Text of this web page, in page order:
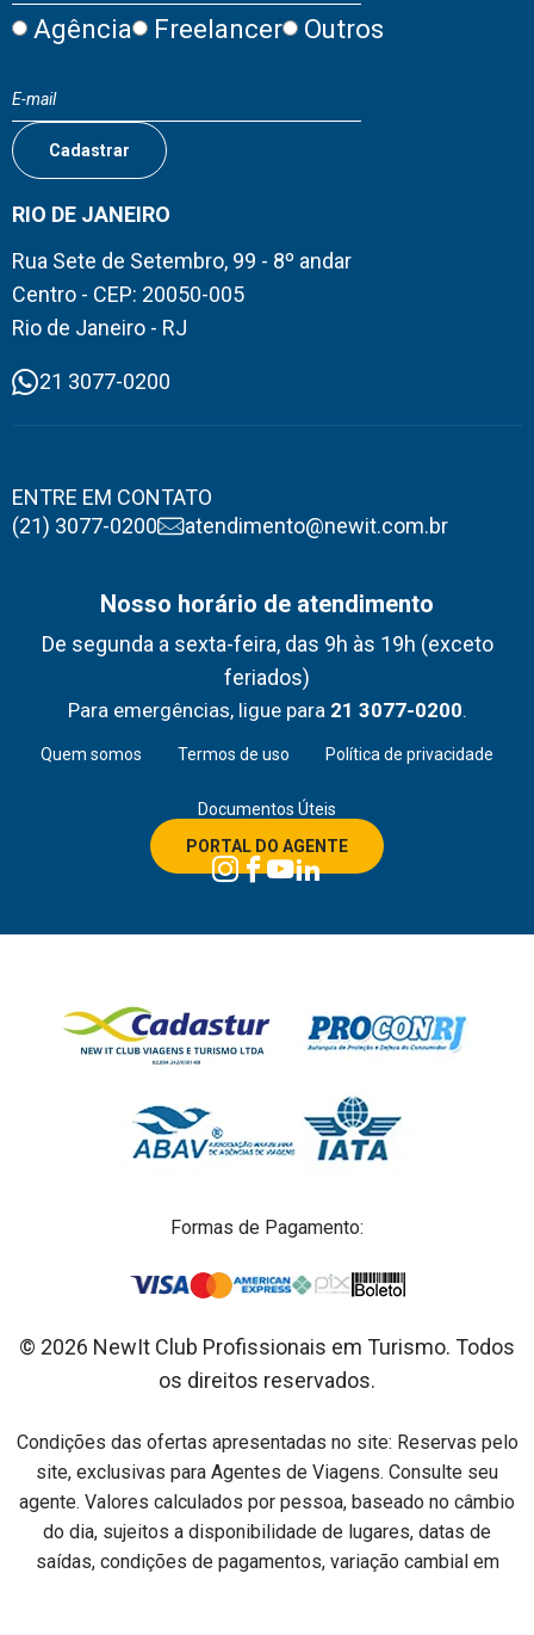
Agência Freelancer Outros
RIO DE JANEIRO
Rua Sete de Setembro, 99 - 8º andar
Centro - CEP: 20050-005
Rio de Janeiro - RJ
21 3077-0200
ENTRE EM CONTATO
(21) 3077-0200
atendimento@newit.com.br
Nosso horário de atendimento
De segunda a sexta-feira, das 9h às 19h (exceto
feriados)
Para emergências, ligue para 21 3077-0200.
Quem somos Termos de uso Política de privacidade
Documentos Úteis
PORTAL DO AGENTE
Formas de Pagamento:
© 2026 NewIt Club Profissionais em Turismo. Todos
os direitos reservados.
Condições das ofertas apresentadas no site: Reservas pelo
site, exclusivas para Agentes de Viagens. Consulte seu
agente. Valores calculados por pessoa, baseado no câmbio
do dia, sujeitos a disponibilidade de lugares, datas de
saídas, condições de pagamentos, variação cambial em